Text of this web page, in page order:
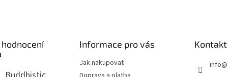
Informace pro vás
Jak nakupovat
Kontakt
info@